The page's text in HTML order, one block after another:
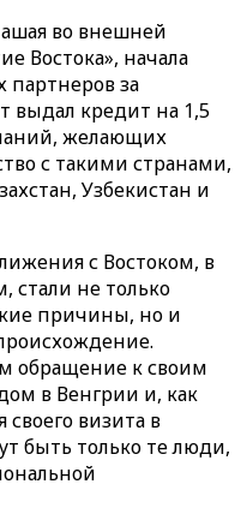
во внешней
Востока», начала
партнеров за
выдал кредит на 1,5
желающих
с такими странами,
Узбекистан и
с Востоком, в
стали не только
причины, но и
обращение к своим
в Венгрии и, как
визита в
быть только те люди,